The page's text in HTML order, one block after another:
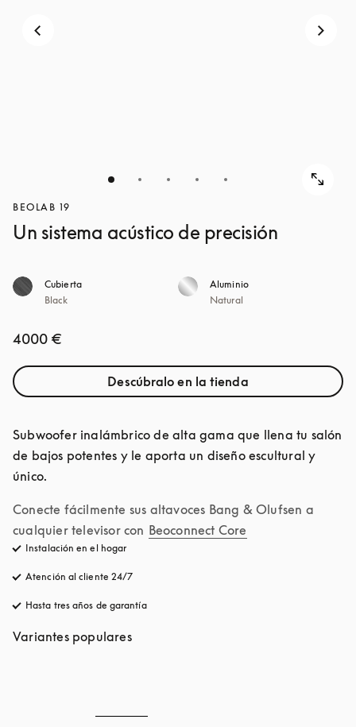
BEOLAB 19
Un sistema acústico de precisión
Cubierta
Black
Aluminio
Natural
4000 €
Descúbralo en la tienda
Subwoofer inalámbrico de alta gama que llena tu salón
de bajos potentes y le aporta un diseño escultural y
único.
Conecte fácilmente sus altavoces Bang & Olufsen a
cualquier televisor con Beoconnect Core
Instalación en el hogar
Atención al cliente 24/7
Hasta tres años de garantíaapertura en una pestaña nueva
Variantes populares